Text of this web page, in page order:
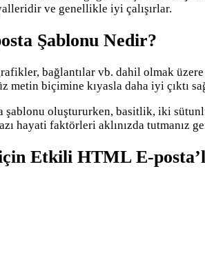
ve genellikle iyi çalışırlar.
Şablonu Nedir?
bağlantılar vb. dahil olmak
metin biçimine kıyasla daha iyi çıktı
şablonu oluştururken, basitlik, iki
hayati faktörleri aklınızda tutmanız
Etkili HTML E-